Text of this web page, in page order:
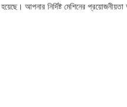
আপনার নির্দিষ্ট মেশিনের প্রয়োজনীয়তা